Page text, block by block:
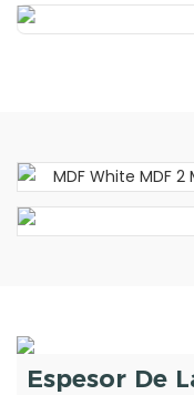
Espesor De